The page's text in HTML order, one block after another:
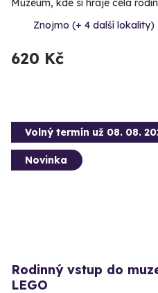
Muzeum, kde si hraje celá
Znojmo (+ 4 další lokality)
620 Kč
Volný termín už 08. 08.
Novinka
Rodinný vstup do
LEGO